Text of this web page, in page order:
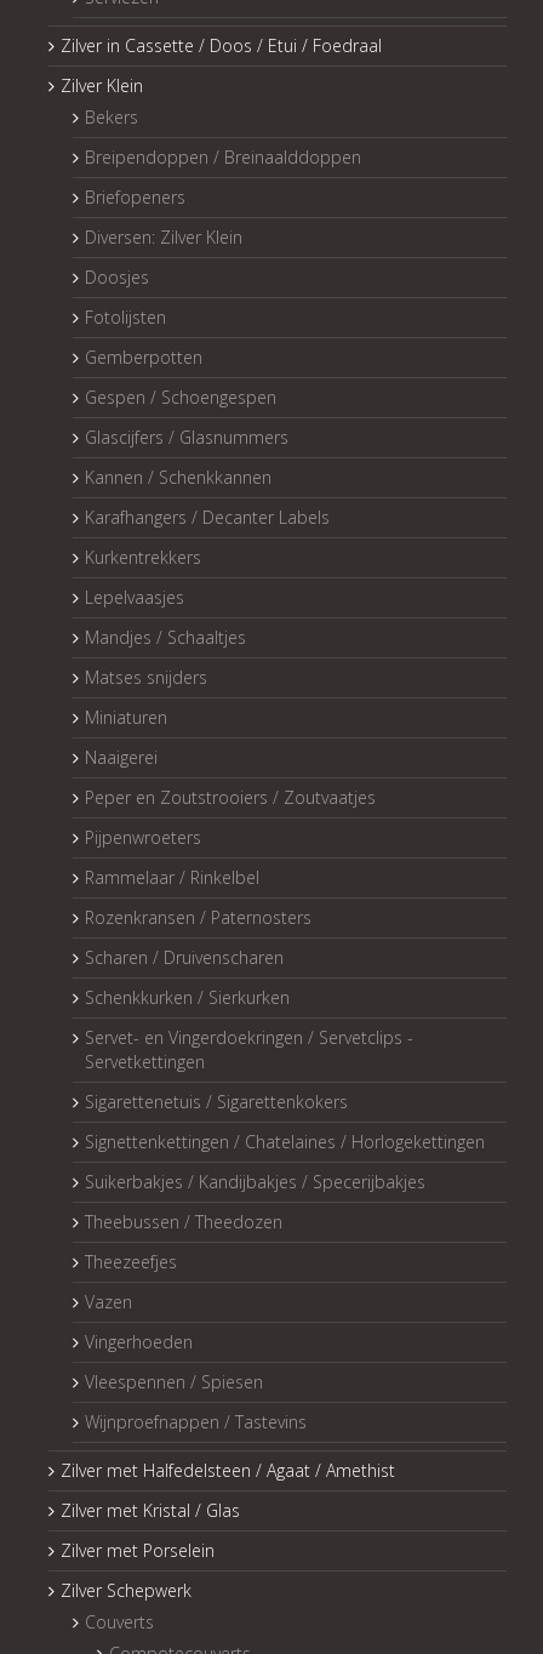
Zilver in Cassette / Doos / Etui / Foedraal
Zilver Klein
Bekers
Breipendoppen / Breinaalddoppen
Briefopeners
Diversen: Zilver Klein
Doosjes
Fotolijsten
Gemberpotten
Gespen / Schoengespen
Glascijfers / Glasnummers
Kannen / Schenkkannen
Karafhangers / Decanter Labels
Kurkentrekkers
Lepelvaasjes
Mandjes / Schaaltjes
Matses snijders
Miniaturen
Naaigerei
Peper en Zoutstrooiers / Zoutvaatjes
Pijpenwroeters
Rammelaar / Rinkelbel
Rozenkransen / Paternosters
Scharen / Druivenscharen
Schenkkurken / Sierkurken
Servet- en Vingerdoekringen / Servetclips -
Servetkettingen
Sigarettenetuis / Sigarettenkokers
Signettenkettingen / Chatelaines / Horlogekettingen
Suikerbakjes / Kandijbakjes / Specerijbakjes
Theebussen / Theedozen
Theezeefjes
Vazen
Vingerhoeden
Vleespennen / Spiesen
Wijnproefnappen / Tastevins
Zilver met Halfedelsteen / Agaat / Amethist
Zilver met Kristal / Glas
Zilver met Porselein
Zilver Schepwerk
Couverts